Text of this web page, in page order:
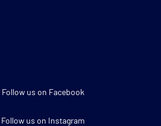
Follow us on Facebook
Follow us on Instagram